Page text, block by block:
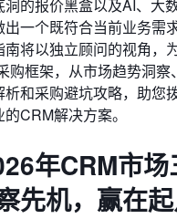
洞的报价黑盒以及AI、大
一个既符合当前业务需
将以独立顾问的视角，
购框架，从市场趋势洞察
析和采购避坑攻略，助您
CRM解决方案。
年CRM市
先机，赢在